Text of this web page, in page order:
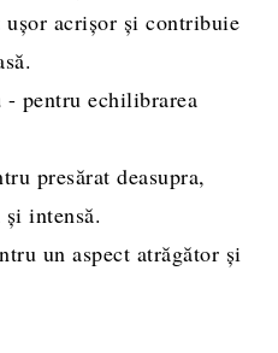
ușor acrișor și contribuie
- pentru echilibrarea
presărat deasupra,
intensă.
un aspect atrăgător și